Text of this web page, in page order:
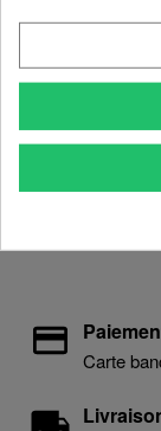
Affichage 1-1 de 1
Carte